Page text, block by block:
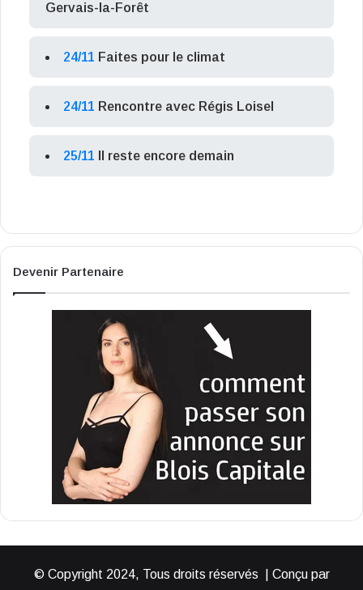
Gervais-la-Forêt
24/11 Faites pour le climat
24/11 Rencontre avec Régis Loisel
25/11 Il reste encore demain
Devenir Partenaire
© Copyright 2024, Tous droits réservés | Conçu par